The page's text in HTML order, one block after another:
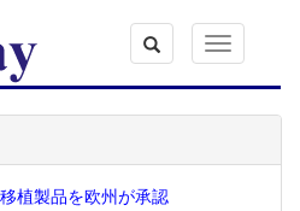
Toggle
navigation
植製品を欧州が承認